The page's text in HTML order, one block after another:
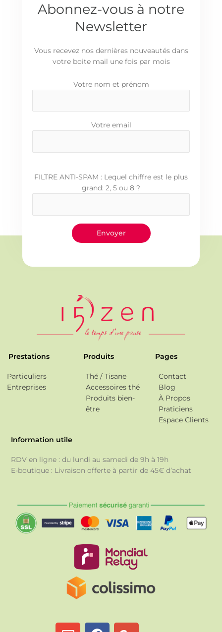
Abonnez-vous à notre
Newsletter
Vous recevez nos dernières nouveautés dans
votre boite mail une fois par mois
Votre nom et prénom
Votre email
FILTRE ANTI-SPAM : Lequel chiffre est le plus
grand: 2, 5 ou 8 ?
Prestations
Particuliers
Entreprises
Produits
Thé / Tisane
Accessoires thé
Produits bien-
être
Pages
Contact
Blog
À Propos
Praticiens
Espace Clients
Information utile
RDV en ligne : du lundi au samedi de 9h à 19h
E-boutique : Livraison offerte à partir de 45€ d’achat
n
a
o